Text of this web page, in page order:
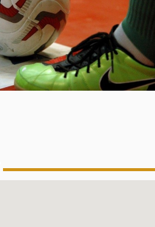
Sport
Buli/Disco
Kiemelt rendezvények
Tanfolyam, képzés
Ünnepek,
most
Fák
Röplabda